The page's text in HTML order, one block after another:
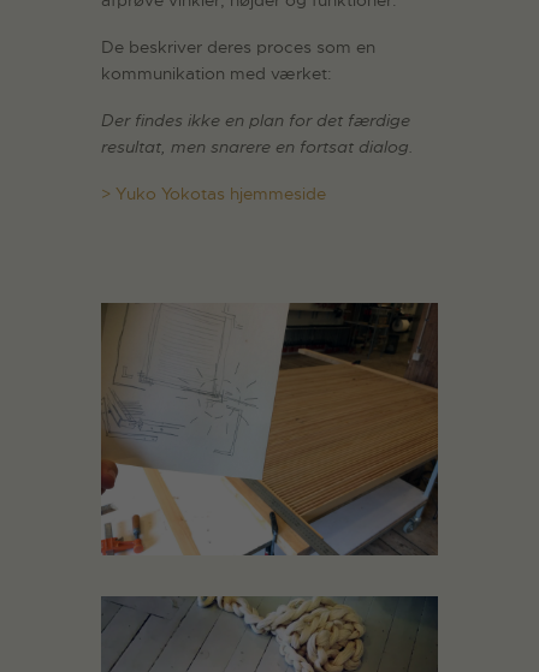
De beskriver deres proces som en
kommunikation med værket:
Der findes ikke en plan for det færdige
resultat, men snarere en fortsat dialog.
> Yuko Yokotas hjemmeside